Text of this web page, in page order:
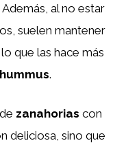
al no estar
suelen mantener
que las hace más
hummus.
zanahorias con
deliciosa, sino que